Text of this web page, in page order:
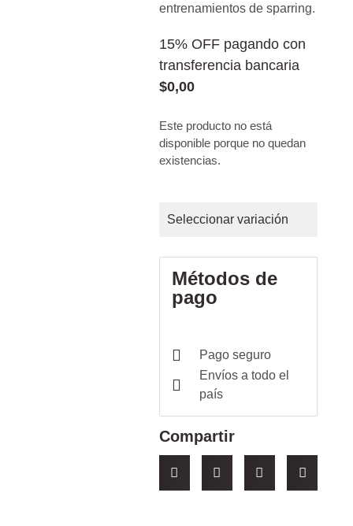
entrenamientos de sparring.
15% OFF pagando con
transferencia bancaria
$0,00
Este producto no está
disponible porque no quedan
existencias.
Seleccionar variación
Métodos de
pago
Pago seguro
Envíos a todo el
país
Compartir